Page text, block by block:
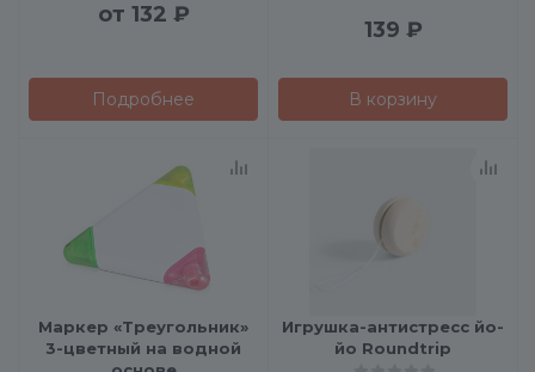
от 132 ₽
Подробнее
139 ₽
В корзину
Маркер «Треугольник»
3-цветный на водной
Игрушка-антистресс йо-
йо Roundtrip